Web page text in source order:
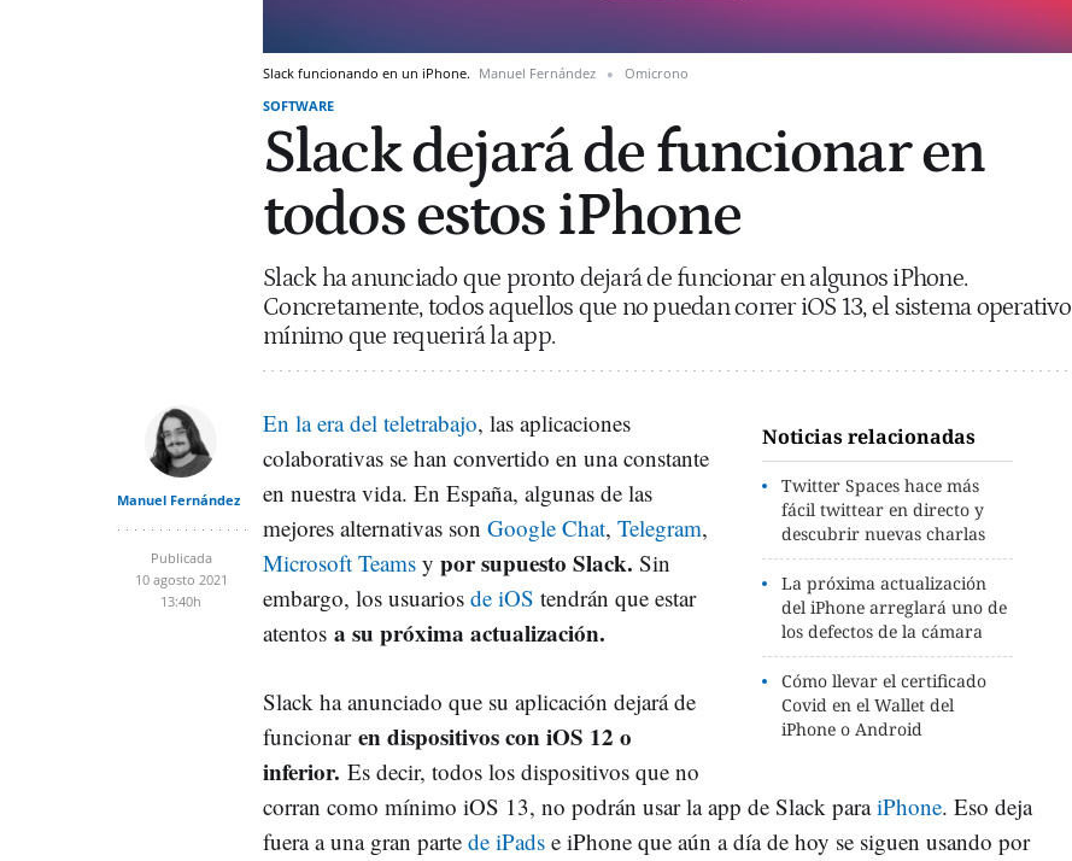
Slack funcionando en un iPhone. Manuel Fernández
Omicrono
SOFTWARE
Slack dejará de funcionar en
todos estos iPhone
Slack ha anunciado que pronto dejará de funcionar en algunos iPhone.
Concretamente, todos aquellos que no puedan correr iOS 13, el sistema operativo
mínimo que requerirá la app.
Manuel Fernández
Publicada
10 agosto 2021
13:40h
Noticias relacionadas
Twitter Spaces hace más
fácil twittear en directo y
descubrir nuevas charlas
La próxima actualización
del iPhone arreglará uno de
los defectos de la cámara
Cómo llevar el certificado
Covid en el Wallet del
iPhone o Android
En la era del teletrabajo, las aplicaciones
colaborativas se han convertido en una constante
en nuestra vida. En España, algunas de las
mejores alternativas son Google Chat, Telegram,
Microsoft Teams y por supuesto Slack. Sin
embargo, los usuarios de iOS tendrán que estar
atentos a su próxima actualización.
Slack ha anunciado que su aplicación dejará de
funcionar en dispositivos con iOS 12 o
inferior. Es decir, todos los dispositivos que no
corran como mínimo iOS 13, no podrán usar la app de Slack paraiPhone. Eso deja
fuera a una gran parte de iPads e iPhone que aún a día de hoy se siguen usando por